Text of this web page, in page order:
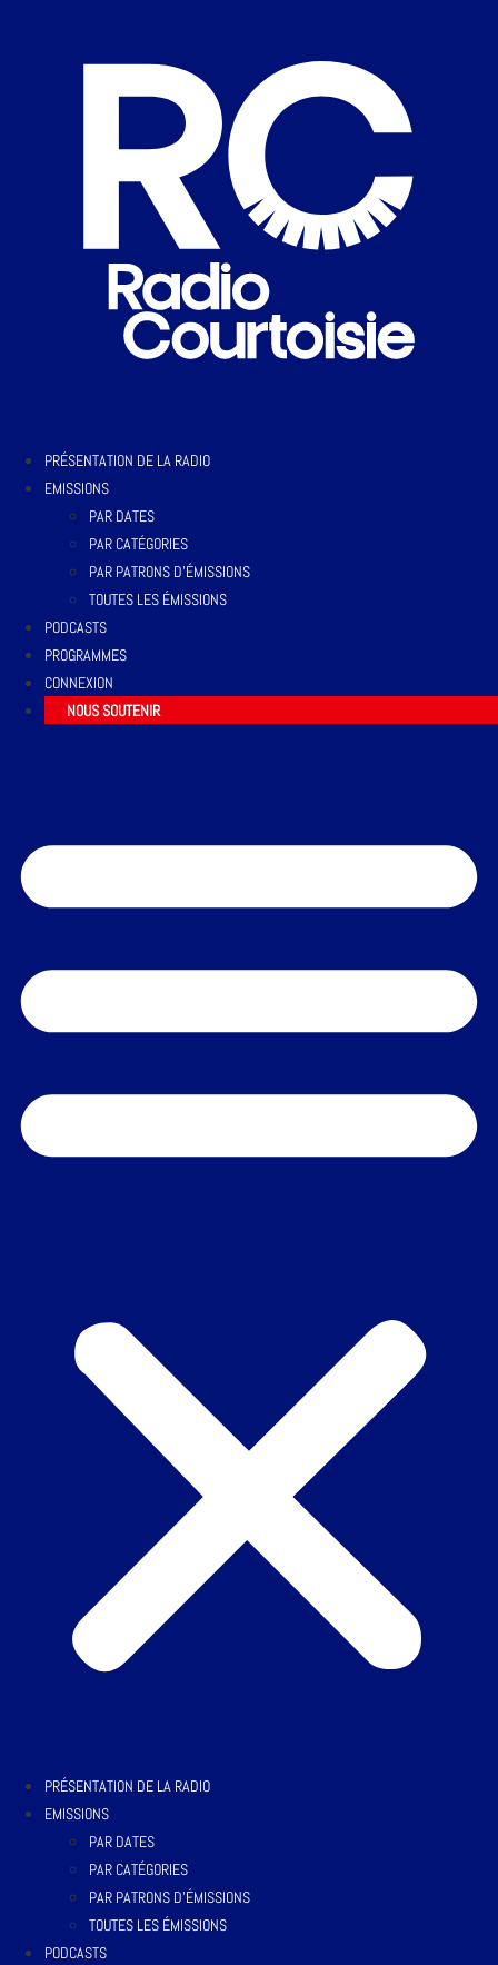
PRÉSENTATION DE LA RADIO
EMISSIONS
PAR DATES
PAR CATÉGORIES
PAR PATRONS D’ÉMISSIONS
TOUTES LES ÉMISSIONS
PODCASTS
PROGRAMMES
CONNEXION
NOUS SOUTENIR
PRÉSENTATION DE LA RADIO
EMISSIONS
PAR DATES
PAR CATÉGORIES
PAR PATRONS D’ÉMISSIONS
TOUTES LES ÉMISSIONS
PODCASTS